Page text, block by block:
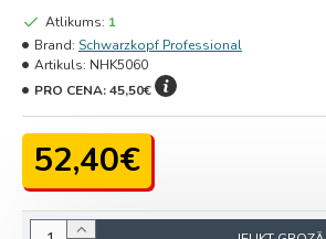
52,40€
Atlikums: 1
Brand: Schwarzkopf Professional
Artikuls: NHK5060
PRO CENA:45,50€